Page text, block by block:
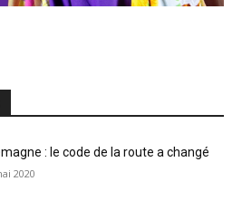
: le code de la route a changé
2020